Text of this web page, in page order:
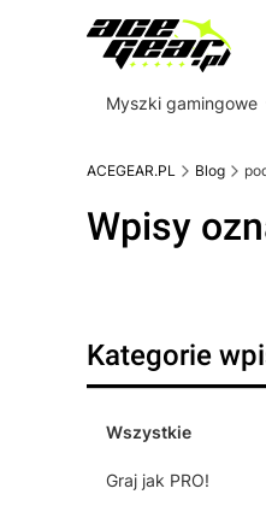
Myszki gamingowe
ACEGEAR.PL Blog
Wpisy
Kategorie
Wszystkie
Graj jak PRO!